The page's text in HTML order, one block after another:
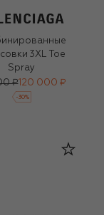
3XL Toe
Spray
₽120 000 ₽
-30%